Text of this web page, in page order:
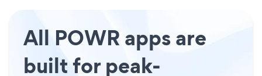
All POWR apps are
built for peak-